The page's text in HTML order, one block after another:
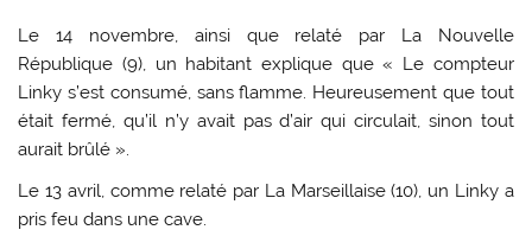
Le 14 novembre, ainsi que relaté par La Nouvelle
République (9), un habitant explique que « Le compteur
Linky s’est consumé, sans flamme. Heureusement que tout
était fermé, qu’il n’y avait pas d’air qui circulait, sinon tout
aurait brûlé ».
Le 13 avril, comme relaté par La Marseillaise (10), un Linky a
pris feu dans une cave.